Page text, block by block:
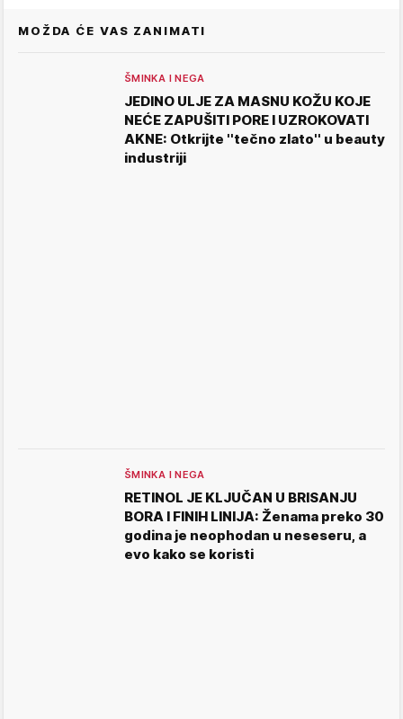
MOŽDA ĆE VAS ZANIMATI
ŠMINKA I NEGA
JEDINO ULJE ZA MASNU KOŽU KOJE
NEĆE ZAPUŠITI PORE I UZROKOVATI
AKNE: Otkrijte ''tečno zlato'' u beauty
industriji
ŠMINKA I NEGA
RETINOL JE KLJUČAN U BRISANJU
BORA I FINIH LINIJA: Ženama preko 30
godina je neophodan u neseseru, a
evo kako se koristi